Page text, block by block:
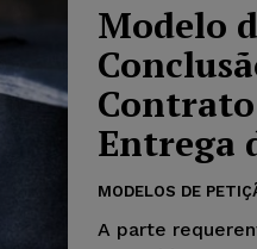
Modelo
Entrega
MODELOS DE
A parte